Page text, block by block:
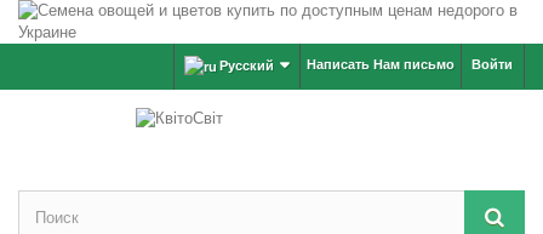
Войти
Написать Нам письмо
Русский